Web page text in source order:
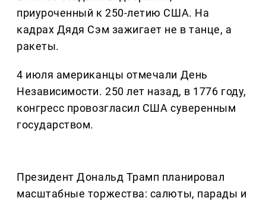
приуроченный к 250-летию США. На
кадрах Дядя Сэм зажигает не в танце, а
ракеты.
4 июля американцы отмечали День
Независимости. 250 лет назад, в 1776 году,
конгресс провозгласил США суверенным
государством.
Президент Дональд Трамп планировал
масштабные торжества: салюты, парады и